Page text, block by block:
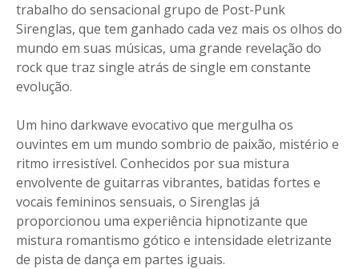
trabalho do sensacional grupo de Post-Punk
Sirenglas, que tem ganhado cada vez mais os olhos do
mundo em suas músicas, uma grande revelação do
rock que traz single atrás de single em constante
evolução.
Um hino darkwave evocativo que mergulha os
ouvintes em um mundo sombrio de paixão, mistério e
ritmo irresistível. Conhecidos por sua mistura
envolvente de guitarras vibrantes, batidas fortes e
vocais femininos sensuais, o Sirenglas já
proporcionou uma experiência hipnotizante que
mistura romantismo gótico e intensidade eletrizante
de pista de dança em partes iguais.